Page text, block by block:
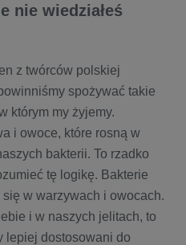
nie wiedziałeś
z twórców polskiej
spożywać takie
którym my żyjemy.
i owoce, które rosną w
bakterii. To rzadko
tę logikę. Bakterie
w warzywach i owocach.
i w naszych jelitach, to
lepiej dostosowani do